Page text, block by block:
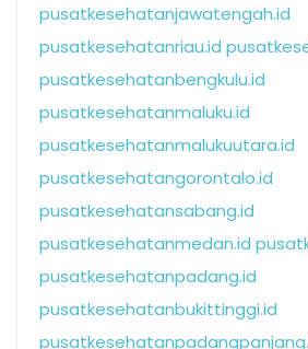
pusatkesehatanjawatengah.id
pusatkesehatanriau.id
pusatkesehatanbengkulu.id
pusatkesehatanmaluku.id
pusatkesehatanmalukuutara.id
pusatkesehatangorontalo.id
pusatkesehatansabang.id
pusatkesehatanmedan.id
pusatkesehatanpadang.id
pusatkesehatanbukittinggi.id